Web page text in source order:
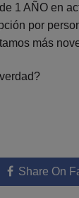
1 AÑO en
por
más
Share On